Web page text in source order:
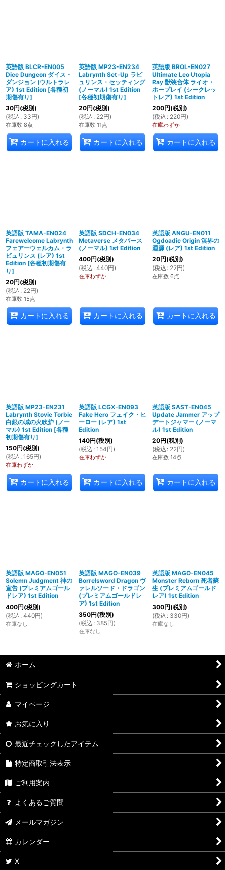
英語版 BLCR-EN005
Dice Dungeon ダイス・
ダンジョン (ウルトラレ
ア) 1st Edition [各種初
期傷有り]
30円(税別)
(税込 : 33円)
在庫数 8点
カートに入れる
英語版 MP23-EN234
Labrynth Set-Up ラビ
ュリンス・セッティング
(ノーマル) 1st Edition
[各種初期傷有り]
20円(税別)
(税込 : 22円)
在庫数 11点
カートに入れる
英語版 BROL-EN027
Ultimate Leo Utopia
Ray 獣装合体 ライオ・
ホープレイ (シークレッ
トレア) 1st Edition
200円(税別)
(税込 : 220円)
在庫わずか
カートに入れる
英語版 TAMA-EN024
Farewelcome Labrynth
フェアーウェルカム・ラ
ビュリンス (レア) 1st
Edition [各種初期傷有
り]
20円(税別)
(税込 : 22円)
在庫数 15点
カートに入れる
英語版 SDCH-EN034
Metaverse メタバース
(ノーマル) 1st Edition
400円(税別)
(税込 : 440円)
在庫わずか
カートに入れる
英語版 ANGU-EN011
Ogdoadic Origin 溟界の
淵源 (レア) 1st Edition
20円(税別)
(税込 : 22円)
在庫数 6点
カートに入れる
英語版 MP23-EN231
Labrynth Stovie Torbie
白銀の城の火吹炉 (ノー
マル) 1st Edition [各種
初期傷有り]
150円(税別)
(税込 : 165円)
在庫わずか
カートに入れる
英語版 LCGX-EN093
Fake Hero フェイク・ヒ
ーロー (レア) 1st
Edition
140円(税別)
(税込 : 154円)
在庫わずか
カートに入れる
英語版 SAST-EN045
Update Jammer アップ
デートジャマー (ノーマ
ル) 1st Edition
20円(税別)
(税込 : 22円)
在庫数 14点
カートに入れる
英語版 MAGO-EN051
Solemn Judgment 神の
宣告 (プレミアムゴール
ドレア) 1st Edition
400円(税別)
(税込 : 440円)
在庫なし
英語版 MAGO-EN039
Borrelsword Dragon ヴ
ァレルソード・ドラゴン
(プレミアムゴールドレ
ア) 1st Edition
350円(税別)
(税込 : 385円)
在庫なし
英語版 MAGO-EN045
Monster Reborn 死者蘇
生 (プレミアムゴールド
レア) 1st Edition
300円(税別)
(税込 : 330円)
在庫なし
ホーム
ショッピングカート
マイページ
お気に入り
最近チェックしたアイテム
特定商取引法表示
ご利用案内
よくあるご質問
メールマガジン
カレンダー
X